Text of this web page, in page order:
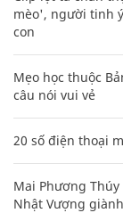
mèo', người tinh
con
Mẹo học thuộc
câu nói vui vẻ
20 số điện thoại
Mai Phương
Nhật Vượng